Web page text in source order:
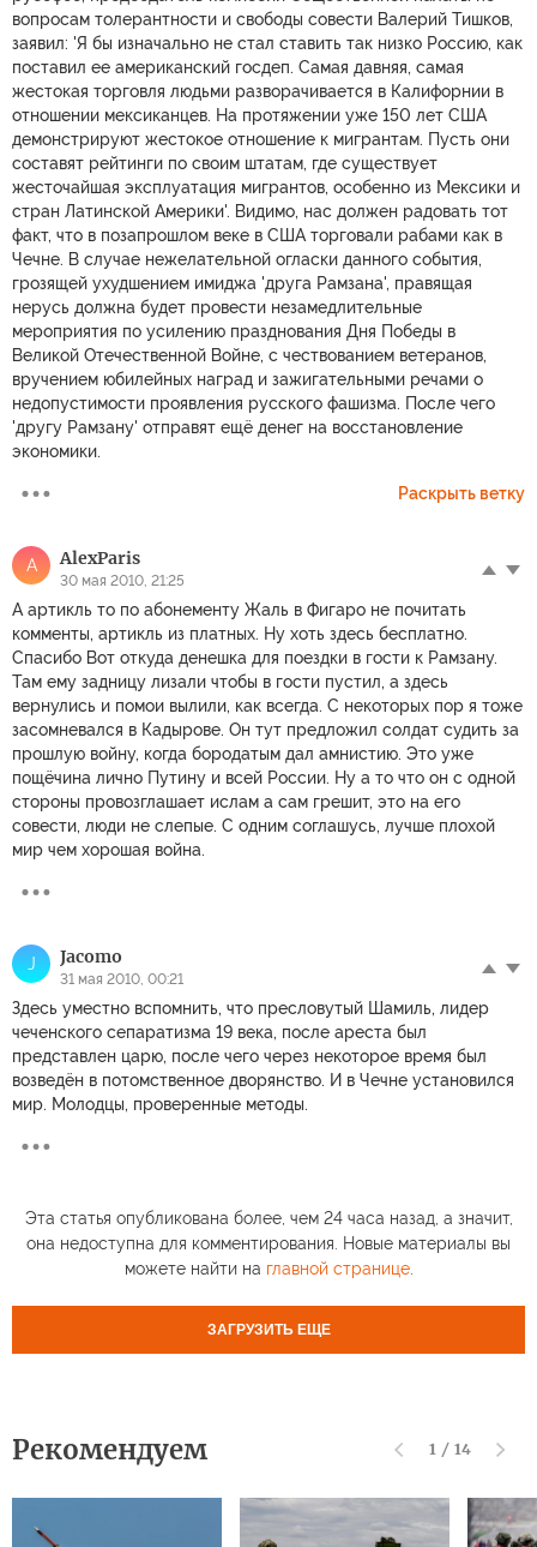
вопросам толерантности и свободы совести Валерий Тишков,
заявил: 'Я бы изначально не стал ставить так низко Россию, как
поставил ее американский госдеп. Самая давняя, самая
жестокая торговля людьми разворачивается в Калифорнии в
отношении мексиканцев. На протяжении уже 150 лет США
демонстрируют жестокое отношение к мигрантам. Пусть они
составят рейтинги по своим штатам, где существует
жесточайшая эксплуатация мигрантов, особенно из Мексики и
стран Латинской Америки'. Видимо, нас должен радовать тот
факт, что в позапрошлом веке в США торговали рабами как в
Чечне. В случае нежелательной огласки данного события,
грозящей ухудшением имиджа 'друга Рамзана', правящая
нерусь должна будет провести незамедлительные
мероприятия по усилению празднования Дня Победы в
Великой Отечественной Войне, с чествованием ветеранов,
вручением юбилейных наград и зажигательными речами о
недопустимости проявления русского фашизма. После чего
'другу Рамзану' отправят ещё денег на восстановление
экономики.
Раскрыть ветку
A AlexParis
30 мая 2010, 21:25
А артикль то по абонементу Жаль в Фигаро не почитать
комменты, артикль из платных. Ну хоть здесь бесплатно.
Спасибо Вот откуда денешка для поездки в гости к Рамзану.
Там ему задницу лизали чтобы в гости пустил, а здесь
вернулись и помои вылили, как всегда. С некоторых пор я тоже
засомневался в Кадырове. Он тут предложил солдат судить за
прошлую войну, когда бородатым дал амнистию. Это уже
пощёчина лично Путину и всей России. Ну а то что он с одной
стороны провозглашает ислам а сам грешит, это на его
совести, люди не слепые. С одним соглашусь, лучше плохой
мир чем хорошая война.
J Jacomo
31 мая 2010, 00:21
Здесь уместно вспомнить, что пресловутый Шамиль, лидер
чеченского сепаратизма 19 века, после ареста был
представлен царю, после чего через некоторое время был
возведён в потомственное дворянство. И в Чечне установился
мир. Молодцы, проверенные методы.
Эта статья опубликована более, чем 24 часа назад, а значит,
она недоступна для комментирования. Новые материалы вы
можете найти на главной странице.
ЗАГРУЗИТЬ ЕЩЕ
Рекомендуем 1 / 14